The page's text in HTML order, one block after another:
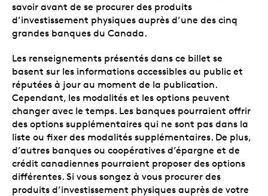
savoir avant de se procurer des produits
d’investissement physiques auprès d’une des cinq
grandes banques du Canada.
Les renseignements présentés dans ce billet se
basent sur les informations accessibles au public et
réputées à jour au moment de la publication.
Cependant, les modalités et les options peuvent
changer avec le temps. Les banques pourraient offrir
des options supplémentaires qui ne sont pas dans la
liste ou fixer des modalités supplémentaires. De plus,
d’autres banques ou coopératives d’épargne et de
crédit canadiennes pourraient proposer des options
différentes. Si vous songez à vous procurer des
produits d’investissement physiques auprès de votre